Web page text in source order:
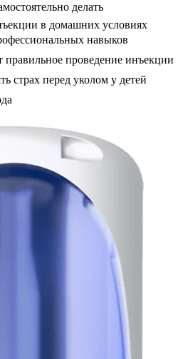
делать
в домашних условиях
навыков
правильное проведение инъекции
страх перед уколом у детей